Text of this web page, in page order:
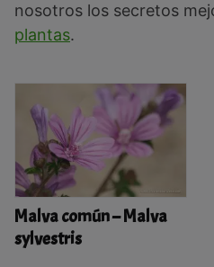
nosotros los secretos
plantas.
Malva común – Malva
sylvestris